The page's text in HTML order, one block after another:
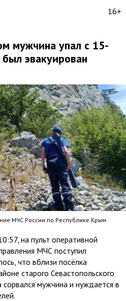
16+
мужчина упал с 15-
эвакуирован
МЧС России по Республике Крым
на пульт оперативной
МЧС поступил
что вблизи посёлка
старого Севастопольского
сорвался мужчина и нуждается в